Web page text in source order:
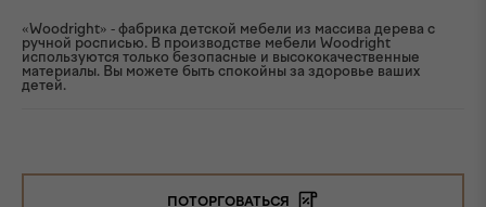
«Woodright» - фабрика детской мебели из массива дерева с
ручной росписью. В производстве мебели Woodright
используются только безопасные и высококачественные
материалы. Вы можете быть спокойны за здоровье ваших
детей.
ПОТОРГОВАТЬСЯ